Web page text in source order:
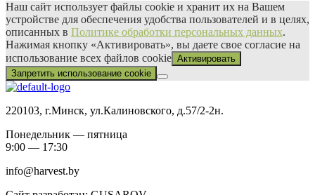
Наш сайт использует файлы сооkіе и хранит их на Вашем
устройстве для обеспечения удобства пользователей и в целях,
описанных в Политике обработки персональных данных.
Нажимая кнопку «Активировать», вы даете свое согласие на
использование всех файлов сооkіе Активировать
Запретить использование cookie
220103, г.Минск, ул.Калиновского, д.57/2-2н.
Понедельник — пятница
9:00 — 17:30
info@harvest.by